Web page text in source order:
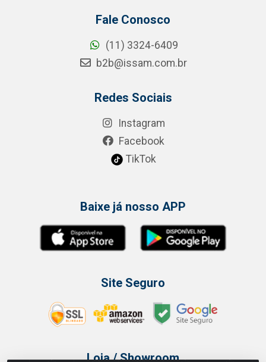
Fale Conosco
(11) 3324-6409
b2b@issam.com.br
Redes Sociais
Instagram
Facebook
TikTok
Baixe já nosso APP
Site Seguro
Loja / Showroom